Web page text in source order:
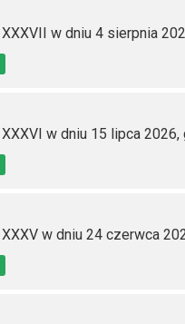
w dniu 4 sierpnia
w dniu 15 lipca 2026,
w dniu 24 czerwca